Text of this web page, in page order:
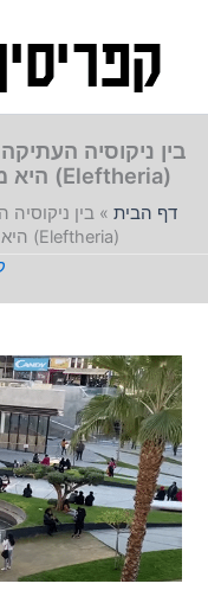
בין ניקוסיה
(Eleftheria) היא מקום מרהיב שלא כדאי לפספס
דף הבית » בין
(Eleftheria) היא מקום מרהיב שלא כדאי לפספס